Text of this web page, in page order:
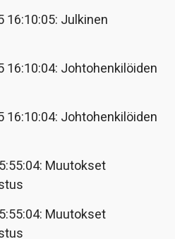
16:10:05: Julkinen
16:10:04: Johtohenkilöiden
16:10:04: Johtohenkilöiden
Muutokset
Muutokset